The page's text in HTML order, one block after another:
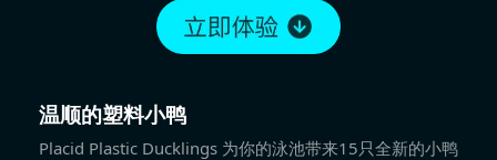
温顺的塑料小鸭
Placid Plastic Ducklings 为你的泳池带来15只全新的小鸭